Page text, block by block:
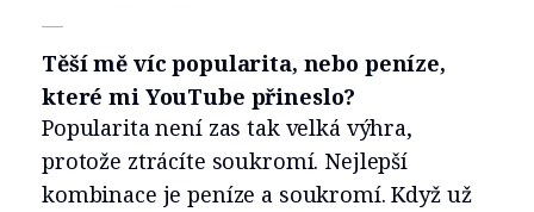
—
Těší mě víc popularita, nebo peníze,
které mi YouTube přineslo?
Popularita není zas tak velká výhra,
protože ztrácíte soukromí. Nejlepší
kombinace je peníze a soukromí. Když už